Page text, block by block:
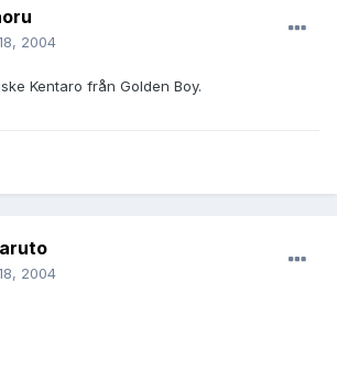
2004
Kentaro från Golden Boy.
2004